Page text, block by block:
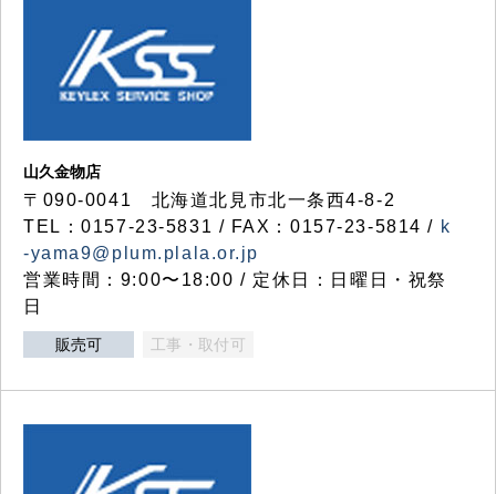
山久金物店
〒090-0041 北海道北見市北一条西4-8-2
TEL：0157-23-5831 / FAX：0157-23-5814 / k
-yama9@plum.plala.or.jp
営業時間：9:00〜18:00 / 定休日：日曜日・祝祭
日
販売可 工事・取付可